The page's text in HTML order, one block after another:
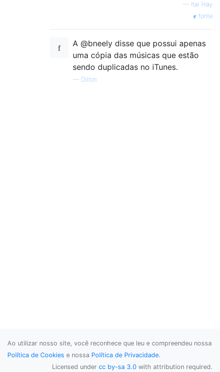
— Itai Hay
fonte
A @bneely disse que possui apenas
uma cópia das músicas que estão
sendo duplicadas no iTunes.
— Dillon
Ao utilizar nosso site, você reconhece que leu e compreendeu nossa
Política de Cookies e nossa Política de Privacidade.
Licensed under cc by-sa 3.0 with attribution required.